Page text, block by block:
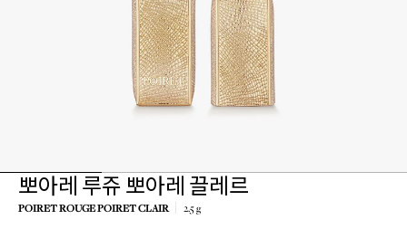
뽀아레 루쥬 뽀아레 끌레르
POIRET ROUGE POIRET CLAIR 2.5 g